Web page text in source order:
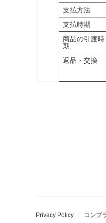
支払方法
支払時期
商品の引渡時
期
返品・交換
Privacy Policy コンプ